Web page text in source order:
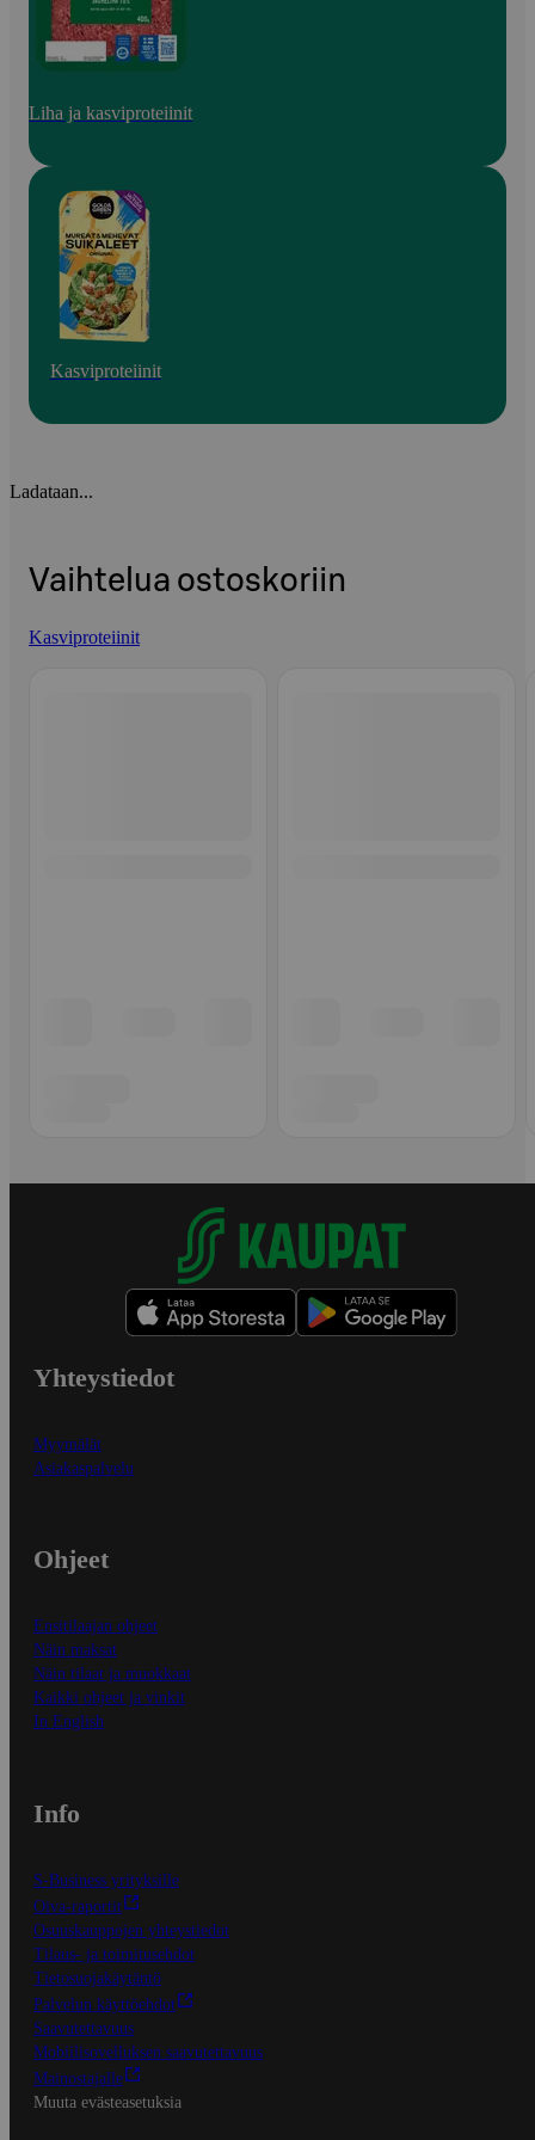
Liha ja kasviproteiinit
Kasviproteiinit
Ladataan...
Vaihtelua ostoskoriin
Kasviproteiinit
Yhteystiedot
Myymälät
Asiakaspalvelu
Ohjeet
Ensitilaajan ohjeet
Näin maksat
Näin tilaat ja muokkaat
Kaikki ohjeet ja vinkit
In English
Info
S-Business yrityksille
Oiva-raportit
Osuuskauppojen yhteystiedot
Tilaus- ja toimitusehdot
Tietosuojakäytäntö
Palvelun käyttöehdot
Saavutettavuus
Mobiilisovelluksen saavutettavuus
Mainostajalle
Muuta evästeasetuksia